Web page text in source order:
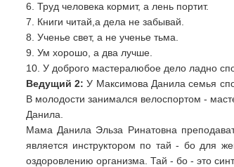
6. Труд человека кормит, а лень портит.
7. Книги читай,а дела не забывай.
8. Ученье свет, а не ученье тьма.
9. Ум хорошо, а два лучше.
10. У доброго мастералюбое дело ладно
Ведущий 2: У Максимова Данила семья
В молодости занимался велоспортом -
Данила.
Мама Данила Эльза Ринатовна
является инструктором по тай - бо для
оздоровлению организма. Тай - бо - это